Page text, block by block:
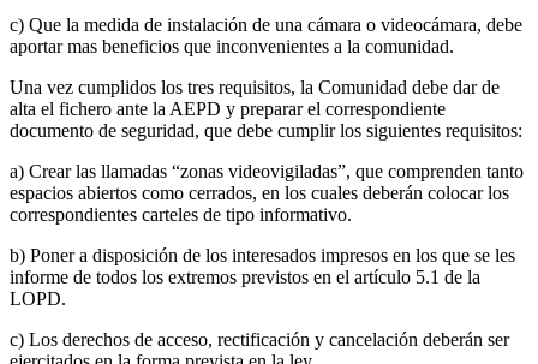
c) Que la medida de instalación de una cámara o videocámara, debe
aportar mas beneficios que inconvenientes a la comunidad.
Una vez cumplidos los tres requisitos, la Comunidad debe dar de
alta el fichero ante la AEPD y preparar el correspondiente
documento de seguridad, que debe cumplir los siguientes requisitos:
a) Crear las llamadas “zonas videovigiladas”, que comprenden tanto
espacios abiertos como cerrados, en los cuales deberán colocar los
correspondientes carteles de tipo informativo.
b) Poner a disposición de los interesados impresos en los que se les
informe de todos los extremos previstos en el artículo 5.1 de la
LOPD.
c) Los derechos de acceso, rectificación y cancelación deberán ser